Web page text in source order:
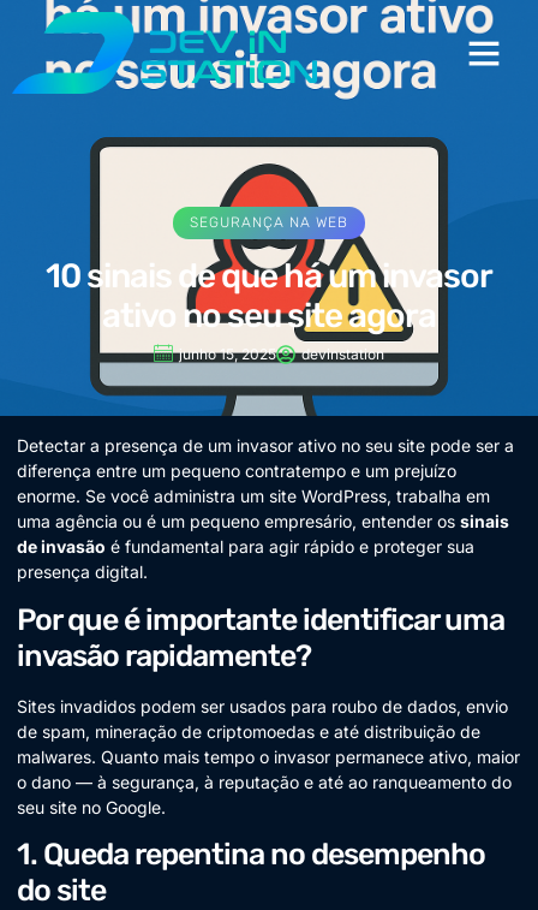
SEGURANÇA NA WEB
10 sinais de que há um invasor
ativo no seu site agora
junho 15, 2025 devinstation
Detectar a presença de um invasor ativo no seu site pode ser a
diferença entre um pequeno contratempo e um prejuízo
enorme. Se você administra um site WordPress, trabalha em
uma agência ou é um pequeno empresário, entender os sinais
de invasão é fundamental para agir rápido e proteger sua
presença digital.
Por que é importante identificar uma
invasão rapidamente?
Sites invadidos podem ser usados para roubo de dados, envio
de spam, mineração de criptomoedas e até distribuição de
malwares. Quanto mais tempo o invasor permanece ativo, maior
o dano — à segurança, à reputação e até ao ranqueamento do
seu site no Google.
1. Queda repentina no desempenho
do site